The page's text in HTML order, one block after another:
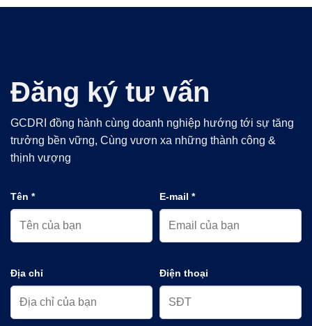
Đăng ký tư vấn
GCDRI đồng hành cùng doanh nghiệp hướng tới sự tăng
trưởng bền vững, Cùng vươn xa những thành công &
thịnh vượng
Tên * E-mail *
Địa chỉ Điện thoại